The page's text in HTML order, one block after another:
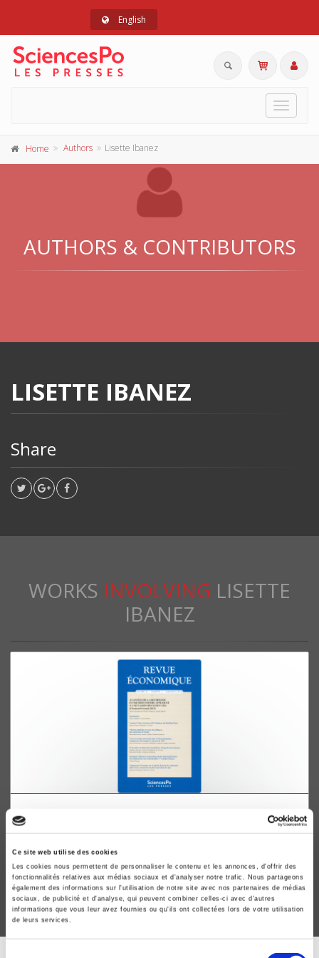
Ce site web utilise des cookies
Les cookies nous permettent de personnaliser le contenu et les annonces, d'offrir des
fonctionnalités relatives aux médias sociaux et d'analyser notre trafic. Nous partageons
également des informations sur l'utilisation de notre site avec nos partenaires de médias
sociaux, de publicité et d'analyse, qui peuvent combiner celles-ci avec d'autres
informations que vous leur avez fournies ou qu'ils ont collectées lors de votre utilisation
de leurs services.
English
Toggle
Home Authors Lisette Ibanez
AUTHORS & CONTRIBUTORS
LISETTE IBANEZ
Share
WORKS INVOLVING LISETTE
IBANEZ
Revue économique 67-5, septembre 2016
Avancées de la recherche en microéconomie appliquée
à l'occasion des XXXIIes JMA
Thierry Blayac, et al.